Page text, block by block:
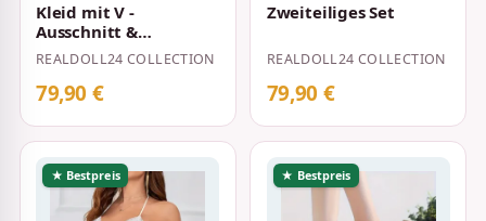
Kleid mit V -
Ausschnitt &
Spaghettiträgern
REALDOLL24 COLLECTION
79,90 €
Zweiteiliges Set
REALDOLL24 COLLECTION
79,90 €
★ Bestpreis ★ Bestpreis